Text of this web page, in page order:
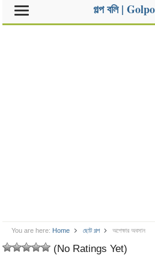
গল্প বলি |
You are here: Home ছোট গল্প অপেক্ষার অবসান
(No Ratings Yet)